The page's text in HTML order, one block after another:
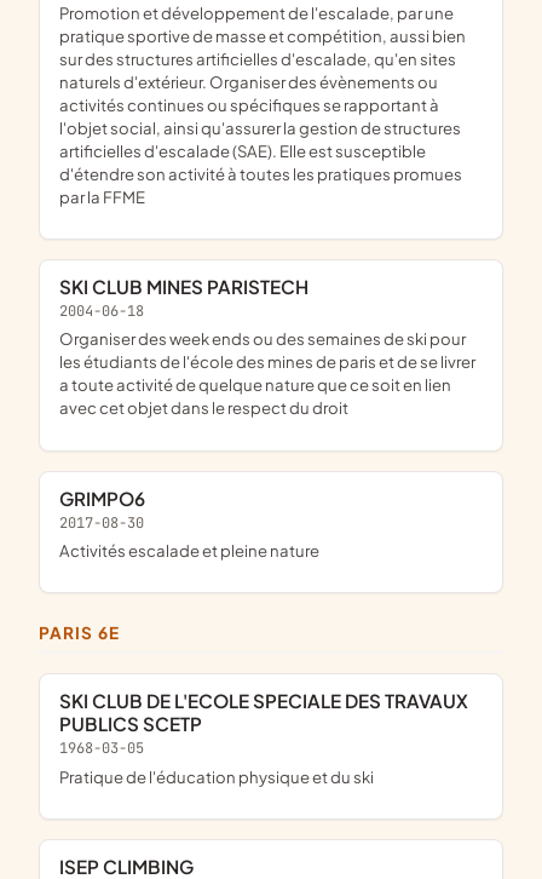
promotion et développement de l'escalade, par une
pratique sportive de masse et compétition, aussi bien
sur des structures artificielles d'escalade, qu'en sites
naturels d'extérieur. Organiser des évènements ou
activités continues ou spécifiques se rapportant à
l'objet social, ainsi qu'assurer la gestion de structures
artificielles d'escalade (SAE). Elle est susceptible
d'étendre son activité à toutes les pratiques promues
par la FFME
SKI CLUB MINES PARISTECH
2004-06-18
organiser des week ends ou des semaines de ski pour
les étudiants de l'école des mines de paris et de se livrer
a toute activité de quelque nature que ce soit en lien
avec cet objet dans le respect du droit
GRIMPO6
2017-08-30
activités escalade et pleine nature
PARIS 6E
SKI CLUB DE L'ECOLE SPECIALE DES TRAVAUX
PUBLICS SCETP
1968-03-05
pratique de l'éducation physique et du ski
ISEP CLIMBING